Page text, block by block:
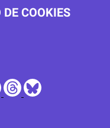
COOKIES